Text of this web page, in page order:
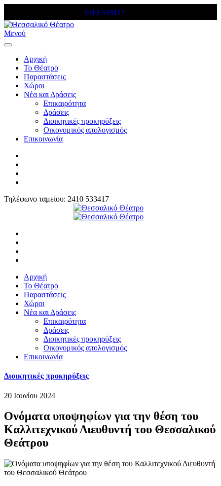
2410 533417
Μενού
Αρχική
Το Θέατρο
Παραστάσεις
Χώροι
Νέα και Δράσεις
Επικαιρότητα
Δράσεις
Διοικητικές προκηρύξεις
Οικονομικός απολογισμός
Επικοινωνία
Τηλέφωνο ταμείου: 2410 533417
Αρχική
Το Θέατρο
Παραστάσεις
Χώροι
Νέα και Δράσεις
Επικαιρότητα
Δράσεις
Διοικητικές προκηρύξεις
Οικονομικός απολογισμός
Επικοινωνία
Διοικητικές προκηρύξεις
20 Ιουνίου 2024
Ονόματα υποψηφίων για την θέση του
Καλλιτεχνικού Διευθυντή του Θεσσαλικού
Θεάτρου